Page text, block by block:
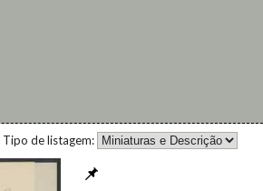
Tipo de listagem: